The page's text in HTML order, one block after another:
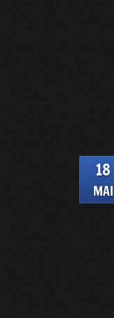
18
MAI